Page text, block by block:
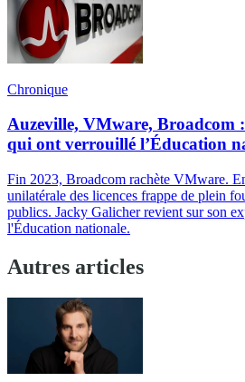
Chronique
Auzeville, VMware, Broadcom
qui ont verrouillé l’Éducation
Fin 2023, Broadcom rachète VMware.
unilatérale des licences frappe de plein
publics. Jacky Galicher revient sur son
l'Éducation nationale.
Autres articles